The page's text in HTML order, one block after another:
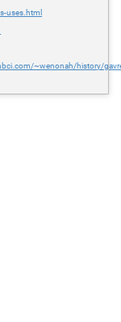
uses.html
~wenonah/history/